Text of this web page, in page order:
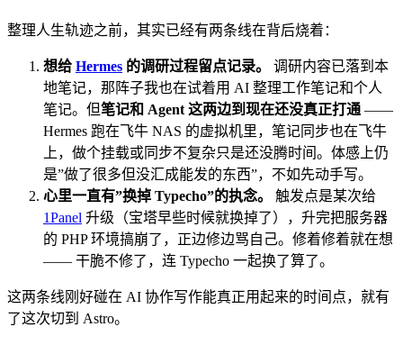
整理人生轨迹之前，其实已经有两条线在背后烧着：
想给 Hermes 的调研过程留点记录。
调研内容已落到本
地笔记，那阵子我也在试着用 AI 整理工作笔记和个人
笔记。但笔记和 Agent 这两边到现在还没真正打通 ——
Hermes 跑在飞牛 NAS 的虚拟机里，笔记同步也在飞牛
上，做个挂载或同步不复杂只是还没腾时间。体感上仍
是”做了很多但没汇成能发的东西”，不如先动手写。
心里一直有”换掉 Typecho”的执念。
触发点是某次给
1Panel 升级（宝塔早些时候就换掉了），升完把服务器
的 PHP 环境搞崩了，正边修边骂自己。修着修着就在想
—— 干脆不修了，连 Typecho 一起换了算了。
这两条线刚好碰在 AI 协作写作能真正用起来的时间点，就有
了这次切到 Astro。